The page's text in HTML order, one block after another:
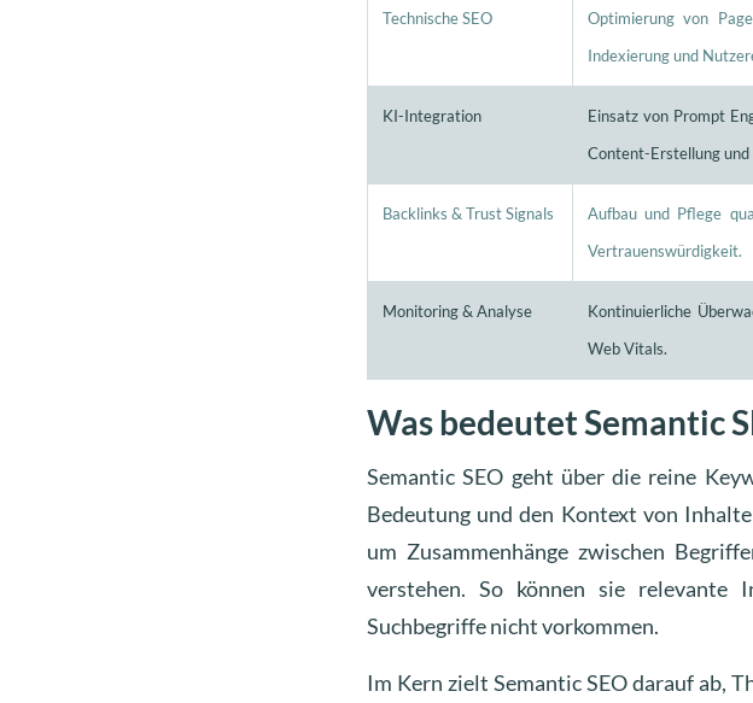
Technische SEO
Optimierung von
Indexierung und
KI-Integration
Einsatz von Prompt
Content-Erstellung
Backlinks & Trust Signals
Aufbau und Pflege
Vertrauenswürdigkeit.
Monitoring & Analyse
Kontinuierliche
Web Vitals.
Was bedeutet Semantic
Semantic SEO geht über die reine
Bedeutung und den Kontext von
um Zusammenhänge zwischen
verstehen. So können sie relevante
Suchbegriffe nicht vorkommen.
Im Kern zielt Semantic SEO darauf ab,